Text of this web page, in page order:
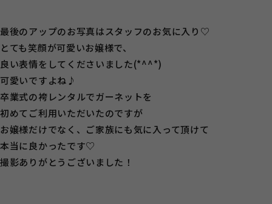
最後のアップのお写真はスタッフのお気に入り♡
とても笑顔が可愛いお嬢様で、
良い表情をしてくださいました(*^^*)
可愛いですよね♪
卒業式の袴レンタルでガーネットを
初めてご利用いただいたのですが
お嬢様だけでなく、ご家族にも気に入って頂けて
本当に良かったです♡
撮影ありがとうございました！